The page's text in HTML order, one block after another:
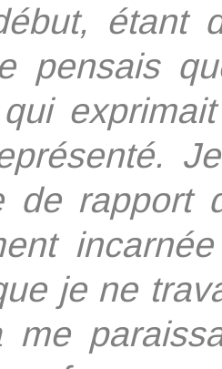
étant
pensais
de rapport
je ne
me